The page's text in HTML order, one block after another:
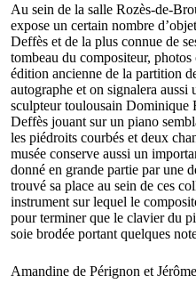
Au sein de la salle Rozès-de-
expose un certain nombre
Deffès et de la plus connue de
tombeau du compositeur,
édition ancienne de la partition
autographe et on signalera
sculpteur toulousain Dominique
Deffès jouant sur un piano
les piédroits courbés et deux
musée conserve aussi un
donné en grande partie par une
trouvé sa place au sein de ces
instrument sur lequel le
pour terminer que le clavier du
soie brodée portant quelques
Amandine de Pérignon et